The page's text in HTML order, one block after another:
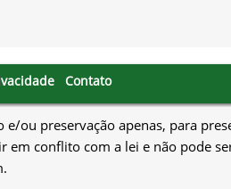
Contato
ou preservação apenas, para
em conflito com a lei e não pode